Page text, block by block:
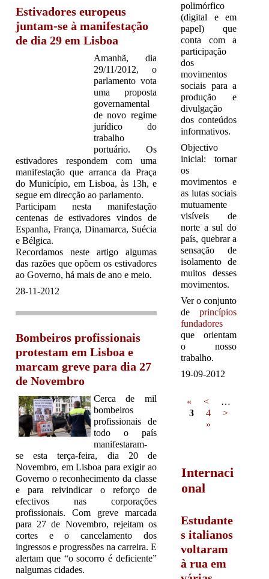
Estivadores europeus
juntam-se à manifestação
de dia 29 em Lisboa
Amanhã, dia
29/11/2012, o
parlamento vota
uma proposta
governamental
de novo regime
jurídico do
trabalho
portuário. Os
estivadores respondem com uma
manifestação que arranca da Praça
do Município, em Lisboa, às 13h, e
segue em direcção ao parlamento.
Participam nesta manifestação
centenas de estivadores vindos de
Espanha, França, Dinamarca, Suécia
e Bélgica.
Recordamos neste artigo algumas
das razões que opõem os estivadores
ao Governo, há mais de ano e meio.
28-11-2012
Bombeiros profissionais
protestam em Lisboa e
marcam greve para dia 27
de Novembro
Cerca de mil
bombeiros
profissionais de
todo o país
manifestaram-
se esta terça-feira, dia 20 de
Novembro, em Lisboa para exigir ao
Governo o reconhecimento da classe
e para reivindicar o reforço de
efectivos nas corporações
profissionais. Com greve marcada
para 27 de Novembro, rejeitam os
cortes e o cancelamento dos
ingressos e progressões na carreira. E
alertam que “o socorro é deficiente”
nalgumas cidades.
polimórfico
(digital e em
papel) que
conta com a
participação
dos
movimentos
sociais para a
produção e
divulgação
dos conteúdos
informativos.
Objectivo
inicial: tornar
os
movimentos e
as lutas sociais
mutuamente
visíveis de
norte a sul do
país, quebrar a
sensação de
isolamento de
muitos desses
movimentos.
Ver o conjunto
deprincípios
fundadores
que orientam
o nosso
trabalho.
19-09-2012
Pages
« <
…
3
4
>
»
Internaci
onal
Estudante
s italianos
voltaram
à rua em